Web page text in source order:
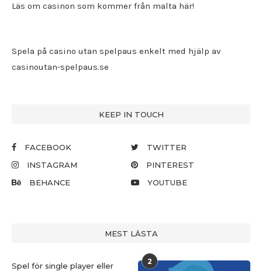
Läs om casinon som kommer från malta här!
Spela på casino utan spelpaus enkelt med hjälp av
casinoutan-spelpaus.se
KEEP IN TOUCH
FACEBOOK
TWITTER
INSTAGRAM
PINTEREST
BEHANCE
YOUTUBE
MEST LÄSTA
Spel för single player eller
2